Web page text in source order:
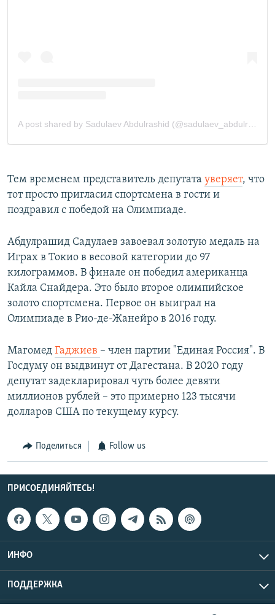
Тем временем представитель депутата уверяет, что
тот просто пригласил спортсмена в гости и
поздравил с победой на Олимпиаде.
Абдулрашид Садулаев завоевал золотую медаль на
Играх в Токио в весовой категории до 97
килограммов. В финале он победил американца
Кайла Снайдера. Это было второе олимпийское
золото спортсмена. Первое он выиграл на
Олимпиаде в Рио-де-Жанейро в 2016 году.
Магомед Гаджиев – член партии "Единая Россия". В
Госдуму он выдвинут от Дагестана. В 2020 году
депутат задекларировал чуть более девяти
миллионов рублей – это примерно 123 тысячи
долларов США по текущему курсу.
Поделиться Follow us
ПРИСОЕДИНЯЙТЕСЬ!
ИНФО
ПОДДЕРЖКА